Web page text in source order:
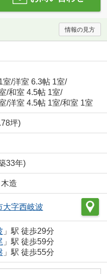
情報の見方
室/洋室 6.3帖 1室/
/和室 4.5帖 1室/
/洋室 4.5帖 1室/和室 1室
坪)
33年)
造
大字西岐波
」駅 徒歩29分
」駅 徒歩59分
」駅 徒歩55分